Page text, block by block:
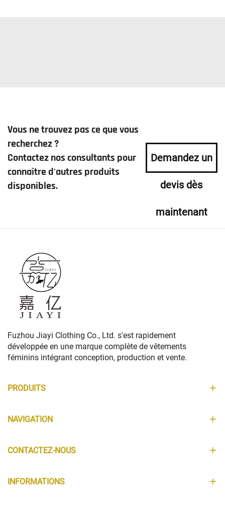
Vous ne trouvez pas ce que vous
recherchez ?
Contactez nos consultants pour
connaître d'autres produits
disponibles.
Demandez un
devis dès
maintenant
Fuzhou Jiayi Clothing Co., Ltd. s'est rapidement
développée en une marque complète de vêtements
féminins intégrant conception, production et vente.
PRODUITS
NAVIGATION
CONTACTEZ-NOUS
INFORMATIONS